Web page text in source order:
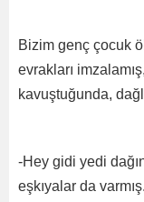
Bizim genç çocuk
evrakları
kavuştuğunda,
-Hey gidi yedi
eşkıyalar da